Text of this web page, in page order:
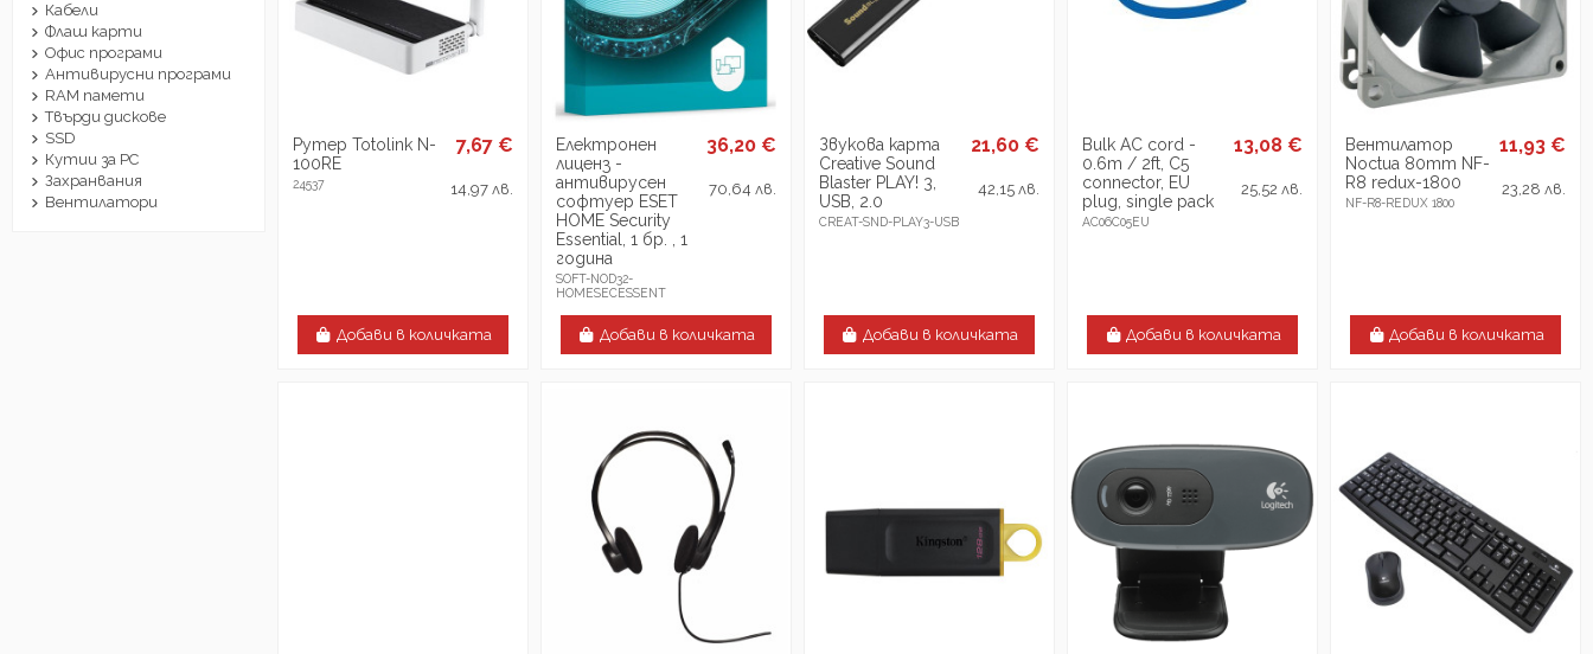
Рутер Totolink N-
100RE
24537
7,67 €
14,97 лв.
Добави в количката
Електронен
лиценз -
антивирусен
софтуер ESET
HOME Security
Essential, 1 бр. , 1
година
SOFT-NOD32-
HOMESECESSENT
36,20 €
70,64 лв.
Добави в количката
Звукова карта
Creative Sound
Blaster PLAY! 3,
USB, 2.0
CREAT-SND-PLAY3-USB
21,60 €
42,15 лв.
Добави в количката
Bulk AC cord -
0.6m / 2ft, C5
connector, EU
plug, single pack
AC06C05EU
13,08 €
25,52 лв.
Добави в количката
Вентилатор
Noctua 80mm NF-
R8 redux-1800
NF-R8-REDUX 1800
11,93 €
23,28 лв.
Добави в количката
Кабели
Флаш карти
Офис програми
Антивирусни програми
RAM памети
Твърди дискове
SSD
Кутии за РС
Захранвания
Вентилатори